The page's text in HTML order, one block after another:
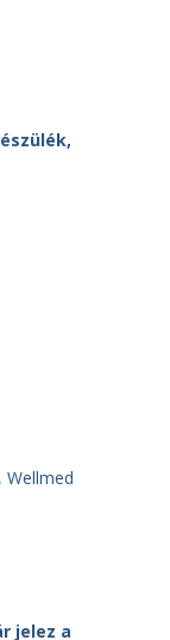
Wellmed